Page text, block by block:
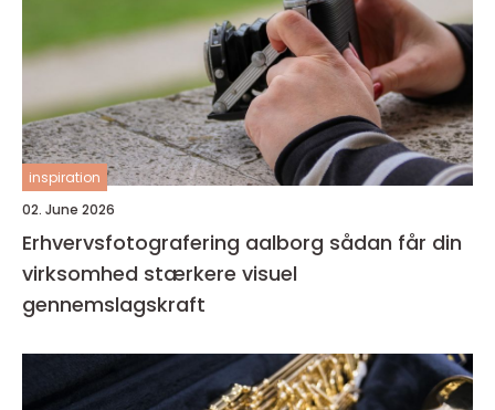
inspiration
02. June 2026
Erhvervsfotografering aalborg sådan får din
virksomhed stærkere visuel
gennemslagskraft